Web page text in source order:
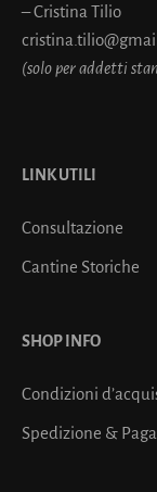
– Cristina Tilio
(solo per addetti
LINK UTILI
Consultazione
Cantine Storiche
SHOP INFO
Condizioni
Spedizione &